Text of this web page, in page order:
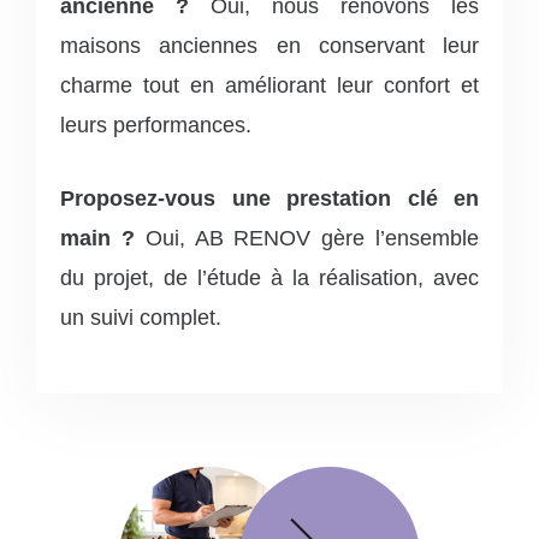
ancienne ? Oui, nous rénovons les
maisons anciennes en conservant leur
charme tout en améliorant leur confort et
leurs performances.
Proposez-vous une prestation clé en
main ? Oui, AB RENOV gère l’ensemble
du projet, de l’étude à la réalisation, avec
un suivi complet.